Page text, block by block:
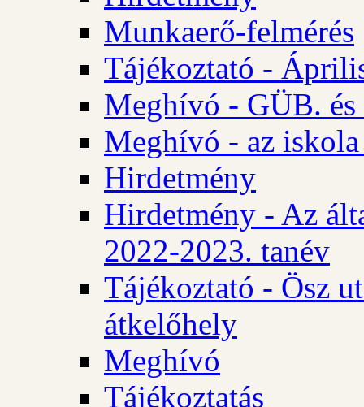
Munkaerő-felmérés
Tájékoztató -
Meghívó - GÜB.
Meghívó - az iskola
Hirdetmény
Hirdetmény - Az
2022-2023. tanév
Tájékoztató - Ösz
átkelőhely
Meghívó
Tájékoztatás